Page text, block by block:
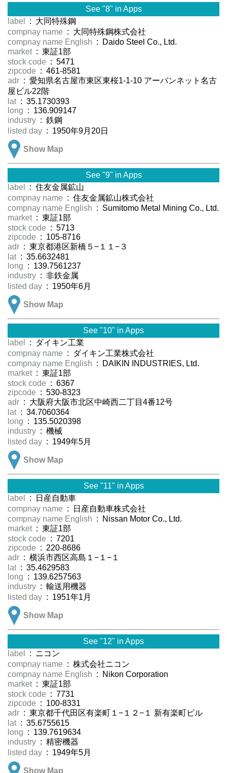
See "8" in Apps
label
: 大同特殊鋼
compnay name : 大同特殊鋼株式会社
compnay name English : Daido Steel Co., Ltd.
market : 東証1部
stock code : 5471
zipcode : 461-8581
adr : 愛知県名古屋市東区東桜1-1-10 アーバンネット名古
屋ビル22階
lat : 35.1730393
long : 136.909147
industry : 鉄鋼
listed day : 1950年9月20日
Show Map
See "9" in Apps
label
: 住友金属鉱山
compnay name : 住友金属鉱山株式会社
compnay name English : Sumitomo Metal Mining Co., Ltd.
market : 東証1部
stock code : 5713
zipcode : 105-8716
adr : 東京都港区新橋５−１１−３
lat : 35.6632481
long : 139.7561237
industry : 非鉄金属
listed day : 1950年6月
Show Map
See "10" in Apps
label
: ダイキン工業
compnay name : ダイキン工業株式会社
compnay name English : DAIKIN INDUSTRIES, Ltd.
market : 東証1部
stock code : 6367
zipcode : 530-8323
adr : 大阪府大阪市北区中崎西二丁目4番12号
lat : 34.7060364
long : 135.5020398
industry : 機械
listed day : 1949年5月
Show Map
See "11" in Apps
label
: 日産自動車
compnay name : 日産自動車株式会社
compnay name English : Nissan Motor Co., Ltd.
market : 東証1部
stock code : 7201
zipcode : 220-8686
adr : 横浜市西区高島１−１−１
lat : 35.4629583
long : 139.6257563
industry : 輸送用機器
listed day : 1951年1月
Show Map
See "12" in Apps
label
: ニコン
compnay name : 株式会社ニコン
compnay name English : Nikon Corporation
market : 東証1部
stock code : 7731
zipcode : 100-8331
adr : 東京都千代田区有楽町１−１２−１ 新有楽町ビル
lat : 35.6755615
long : 139.7619634
industry : 精密機器
listed day : 1949年5月
Show Map